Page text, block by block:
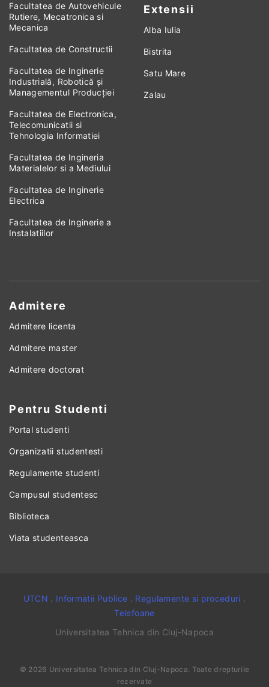
Facultatea de Autovehicule
Rutiere, Mecatronica si
Mecanica
Facultatea de Constructii
Facultatea de Inginerie
Industrială, Robotică și
Managementul Producției
Facultatea de Electronica,
Telecomunicatii si
Tehnologia Informatiei
Facultatea de Ingineria
Materialelor si a Mediului
Facultatea de Inginerie
Electrica
Facultatea de Inginerie a
Instalatiilor
Extensii
Alba Iulia
Bistrita
Satu Mare
Zalau
Admitere
Admitere licenta
Admitere master
Admitere doctorat
Pentru Studenti
Portal studenti
Organizatii studentesti
Regulamente studenti
Campusul studentesc
Biblioteca
Viata studenteasca
UTCN . Informatii Publice . Regulamente si proceduri .
Telefoane
Universitatea Tehnica din Cluj-Napoca
© 2026 Universitatea Tehnica din Cluj-Napoca. Toate drepturile
rezervate